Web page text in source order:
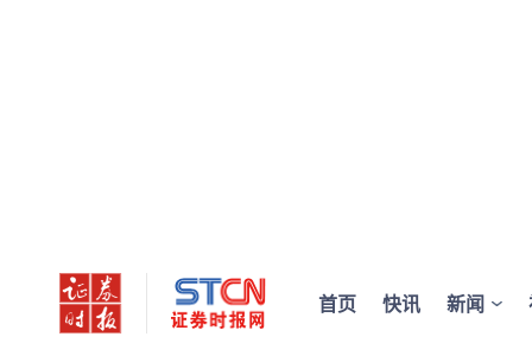
首页 快讯 新闻